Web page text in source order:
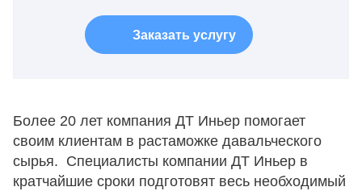
Заказать услугу
Более 20 лет компания ДТ Иньер помогает
своим клиентам в растаможке давальческого
сырья. Специалисты компании ДТ Иньер в
кратчайшие сроки подготовят весь необходимый